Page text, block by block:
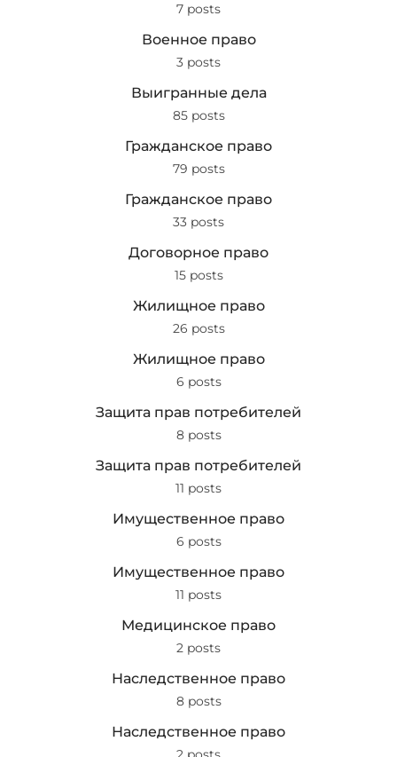
7 posts
Военное право
3 posts
Выигранные дела
85 posts
Гражданское право
79 posts
Гражданское право
33 posts
Договорное право
15 posts
Жилищное право
26 posts
Жилищное право
6 posts
Защита прав потребителей
8 posts
Защита прав потребителей
11 posts
Имущественное право
6 posts
Имущественное право
11 posts
Медицинское право
2 posts
Наследственное право
8 posts
Наследственное право